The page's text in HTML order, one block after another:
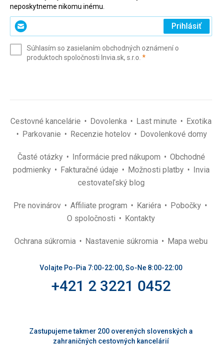
neposkytneme nikomu inému.
Zadajte
svoj
(povinné)
Prihlásiť
Súhlasím so zasielaním obchodných oznámení o
produktoch spoločnosti Invia.sk, s.r.o. *(povinné)
Cestovné kancelárie Dovolenka Last minute
Exotika
Parkovanie
Recenzie hotelov Dovolenkové domy
Časté otázky Informácie pred nákupom
Obchodné
podmienky
Fakturačné údaje Možnosti platby
Invia
cestovateľský blog
Pre novinárov Affiliate program Kariéra
Pobočky
O spoločnosti
Kontakty
Ochrana súkromia Nastavenie súkromia Mapa webu
Volajte Po-Pia 7:00-22:00, So-Ne 8:00-22:00
+421 2 3221 0452
Zastupujeme takmer 200 overených slovenských a
zahraničných cestovných kancelárií